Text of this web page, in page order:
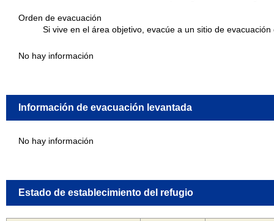
Orden de evacuación
Si vive en el área objetivo, evacúe a un sitio de evacuación
No hay información
Información de evacuación levantada
No hay información
Estado de establecimiento del refugio